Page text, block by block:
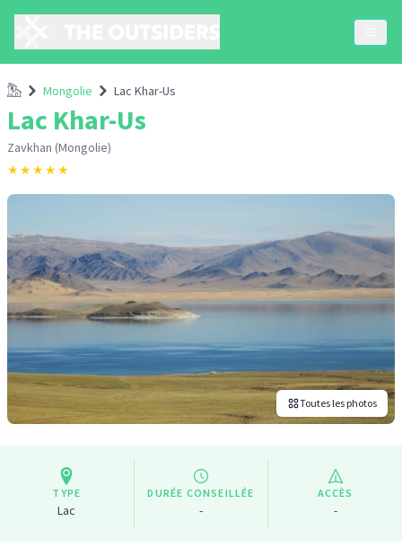
AccueilMongolie Lac Khar-Us
Lac Khar-Us
Zavkhan (Mongolie)
★★★★★
Toutes les photos
TYPE
Lac
DURÉE CONSEILLÉE
-
ACCÈS
-